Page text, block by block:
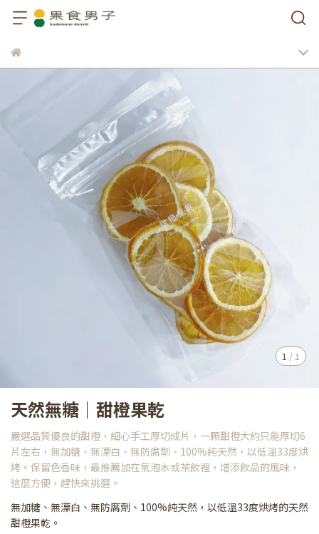
1 / 1
天然無糖｜甜橙果乾
嚴選品質優良的甜橙，細心手工厚切成片，一顆甜橙大約只能厚切6
片左右，無加糖、無漂白、無防腐劑、100%純天然，以低溫33度烘
烤。保留色香味，最推薦加在氣泡水或茶飲裡，增添飲品的風味，
這麼方便，趕快來挑選。
無加糖、無漂白、無防腐劑、100%純天然，以低溫33度烘烤的天然
甜橙果乾。